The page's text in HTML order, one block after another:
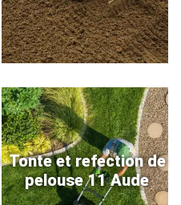
Tonte et refection de
pelouse 11 Aude